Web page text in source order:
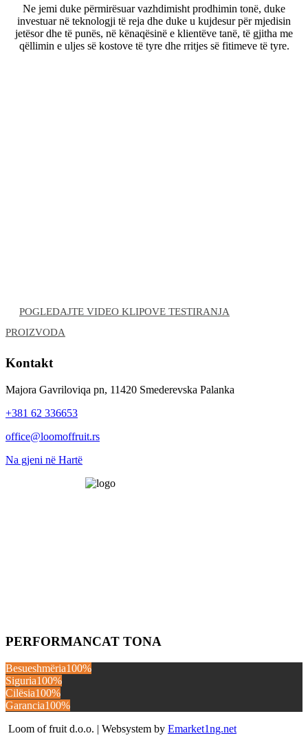
Ne jemi duke përmirësuar vazhdimisht prodhimin tonë, duke
investuar në teknologji të reja dhe duke u kujdesur për mjedisin
jetësor dhe të punës, në kënaqësinë e klientëve tanë, të gjitha me
qëllimin e uljes së kostove të tyre dhe rritjes së fitimeve të tyre.
POGLEDAJTE VIDEO KLIPOVE TESTIRANJA
PROIZVODA
Kontakt
Majora Gavriloviqa pn, 11420 Smederevska Palanka
+381 62 336653
office@loomoffruit.rs
Na gjeni në Hartë
PERFORMANCAT TONA
Besueshmëria100%
Siguria100%
Cilësia100%
Garancia100%
Loom of fruit d.o.o. | Websystem by Emarket1ng.net